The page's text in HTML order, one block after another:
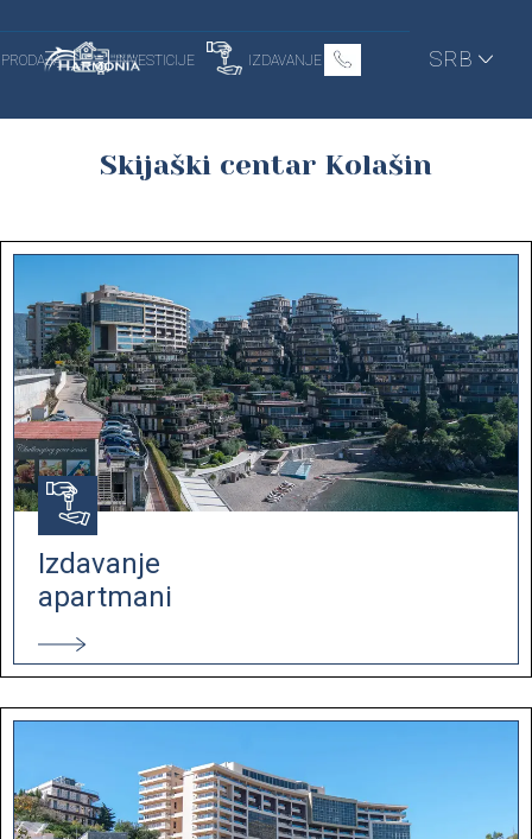
PRODAJA INVESTICIJE IZDAVANJE SRB
Skijaški centar Kolašin
Izdavanje
apartmani